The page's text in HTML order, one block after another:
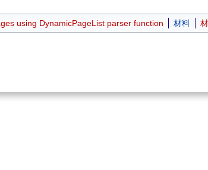
using DynamicPageList parser function 材料